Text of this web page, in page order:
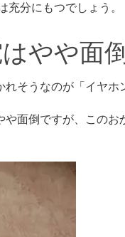
分にもつでしょう。
やや面倒
そうなのが「イヤホ
面倒ですが、この